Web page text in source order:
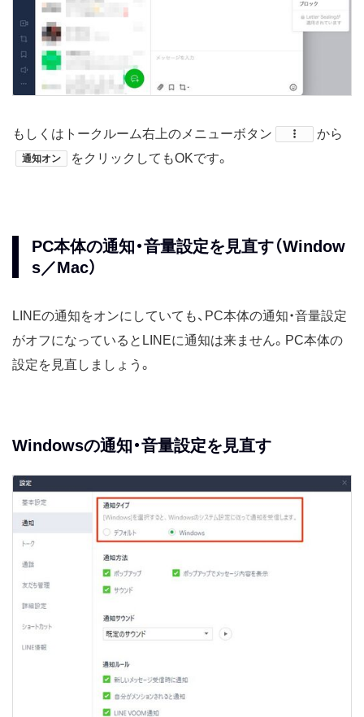
もしくはトークルーム右上のメニューボタン ​から
通知オン をクリックしてもOKです。
PC本体の通知・音量設定を見直す（Window
s／Mac）
LINEの通知をオンにしていても、PC本体の通知・音量設定
がオフになっているとLINEに通知は来ません。PC本体の
設定を見直しましょう。
Windowsの通知・音量設定を見直す